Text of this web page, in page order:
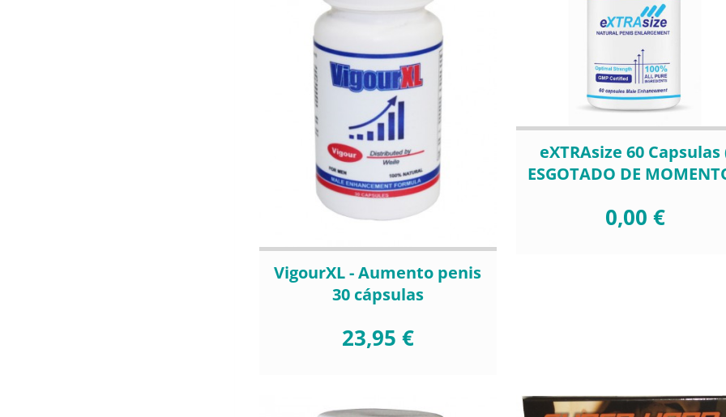
VigourXL - Aumento penis
30 cápsulas
23,95 €
eXTRAsize 60 Capsulas
ESGOTADO DE
0,00 €